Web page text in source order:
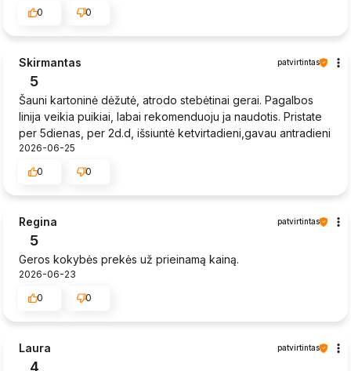
0
0
Skirmantas patvirtintas
5
Šauni kartoninė dėžutė, atrodo stebėtinai gerai. Pagalbos
linija veikia puikiai, labai rekomenduoju ja naudotis. Pristate
per 5dienas, per 2d.d, išsiuntė ketvirtadieni,gavau antradieni
2026-06-25
0
0
Regina patvirtintas
5
Geros kokybės prekės už prieinamą kainą.
2026-06-23
0
0
Laura patvirtintas
4